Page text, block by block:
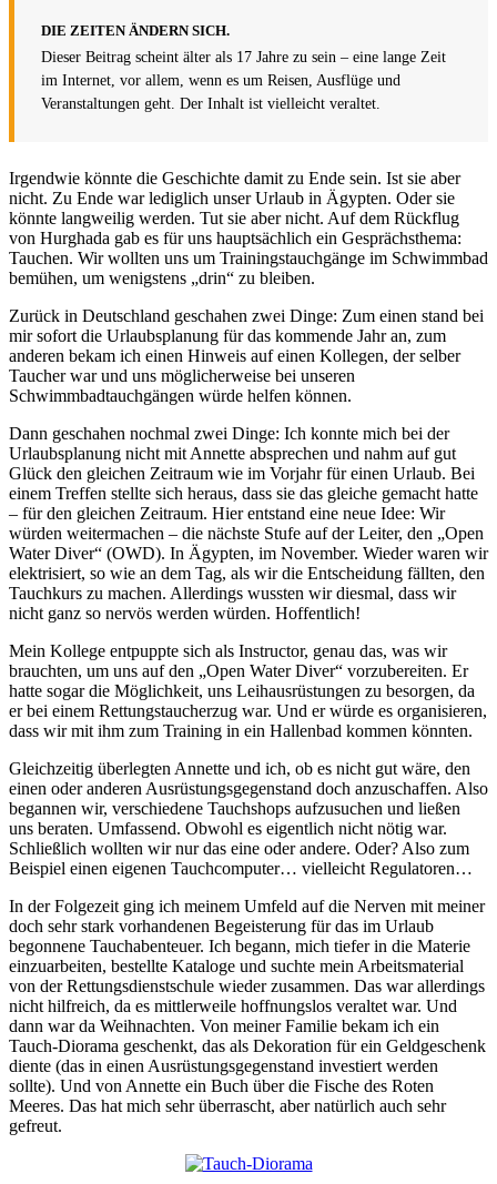
DIE ZEITEN ÄNDERN SICH.
Dieser Beitrag scheint älter als 17 Jahre zu sein – eine lange Zeit
im Internet, vor allem, wenn es um Reisen, Ausflüge und
Veranstaltungen geht. Der Inhalt ist vielleicht veraltet.
Irgendwie könnte die Geschichte damit zu Ende sein. Ist sie aber
nicht. Zu Ende war lediglich unser Urlaub in Ägypten. Oder sie
könnte langweilig werden. Tut sie aber nicht. Auf dem Rückflug
von Hurghada gab es für uns hauptsächlich ein Gesprächsthema:
Tauchen. Wir wollten uns um Trainingstauchgänge im Schwimmbad
bemühen, um wenigstens „drin“ zu bleiben.
Zurück in Deutschland geschahen zwei Dinge: Zum einen stand bei
mir sofort die Urlaubsplanung für das kommende Jahr an, zum
anderen bekam ich einen Hinweis auf einen Kollegen, der selber
Taucher war und uns möglicherweise bei unseren
Schwimmbadtauchgängen würde helfen können.
Dann geschahen nochmal zwei Dinge: Ich konnte mich bei der
Urlaubsplanung nicht mit Annette absprechen und nahm auf gut
Glück den gleichen Zeitraum wie im Vorjahr für einen Urlaub. Bei
einem Treffen stellte sich heraus, dass sie das gleiche gemacht hatte
– für den gleichen Zeitraum. Hier entstand eine neue Idee: Wir
würden weitermachen – die nächste Stufe auf der Leiter, den „Open
Water Diver“ (OWD). In Ägypten, im November. Wieder waren wir
elektrisiert, so wie an dem Tag, als wir die Entscheidung fällten, den
Tauchkurs zu machen. Allerdings wussten wir diesmal, dass wir
nicht ganz so nervös werden würden. Hoffentlich!
Mein Kollege entpuppte sich als Instructor, genau das, was wir
brauchten, um uns auf den „Open Water Diver“ vorzubereiten. Er
hatte sogar die Möglichkeit, uns Leihausrüstungen zu besorgen, da
er bei einem Rettungstaucherzug war. Und er würde es organisieren,
dass wir mit ihm zum Training in ein Hallenbad kommen könnten.
Gleichzeitig überlegten Annette und ich, ob es nicht gut wäre, den
einen oder anderen Ausrüstungsgegenstand doch anzuschaffen. Also
begannen wir, verschiedene Tauchshops aufzusuchen und ließen
uns beraten. Umfassend. Obwohl es eigentlich nicht nötig war.
Schließlich wollten wir nur das eine oder andere. Oder? Also zum
Beispiel einen eigenen Tauchcomputer… vielleicht Regulatoren…
In der Folgezeit ging ich meinem Umfeld auf die Nerven mit meiner
doch sehr stark vorhandenen Begeisterung für das im Urlaub
begonnene Tauchabenteuer. Ich begann, mich tiefer in die Materie
einzuarbeiten, bestellte Kataloge und suchte mein Arbeitsmaterial
von der Rettungsdienstschule wieder zusammen. Das war allerdings
nicht hilfreich, da es mittlerweile hoffnungslos veraltet war. Und
dann war da Weihnachten. Von meiner Familie bekam ich ein
Tauch-Diorama geschenkt, das als Dekoration für ein Geldgeschenk
diente (das in einen Ausrüstungsgegenstand investiert werden
sollte). Und von Annette ein Buch über die Fische des Roten
Meeres. Das hat mich sehr überrascht, aber natürlich auch sehr
gefreut.